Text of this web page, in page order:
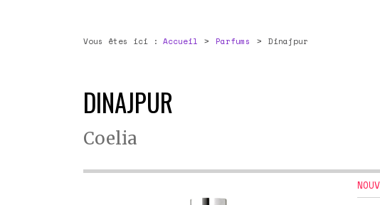
Vous êtes ici : Accueil Parfums Dinajpur
DINAJPUR
Coelia